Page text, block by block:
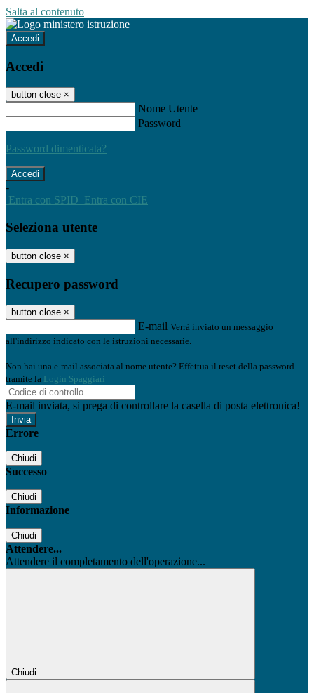
Salta al contenuto
Accedi
Accedi
button close ×
Nome Utente
Password
Password dimenticata?
-
Entra con SPID Entra con CIE
Seleziona utente
button close ×
Recupero password
button close ×
E-mail Verrà inviato un messaggio
all'indirizzo indicato con le istruzioni necessarie.
Non hai una e-mail associata al nome utente? Effettua il reset della password
tramite la Login Spaggiari
E-mail inviata, si prega di controllare la casella di posta elettronica!
Errore
Chiudi
Successo
Chiudi
Informazione
Chiudi
Attendere...
Attendere il completamento dell'operazione...
Chiudi